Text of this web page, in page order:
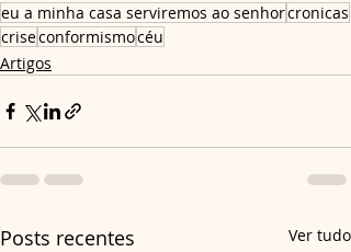
eu a minha casa serviremos ao senhorcronicas
criseconformismocéu
Artigos
Posts recentes Ver tudo